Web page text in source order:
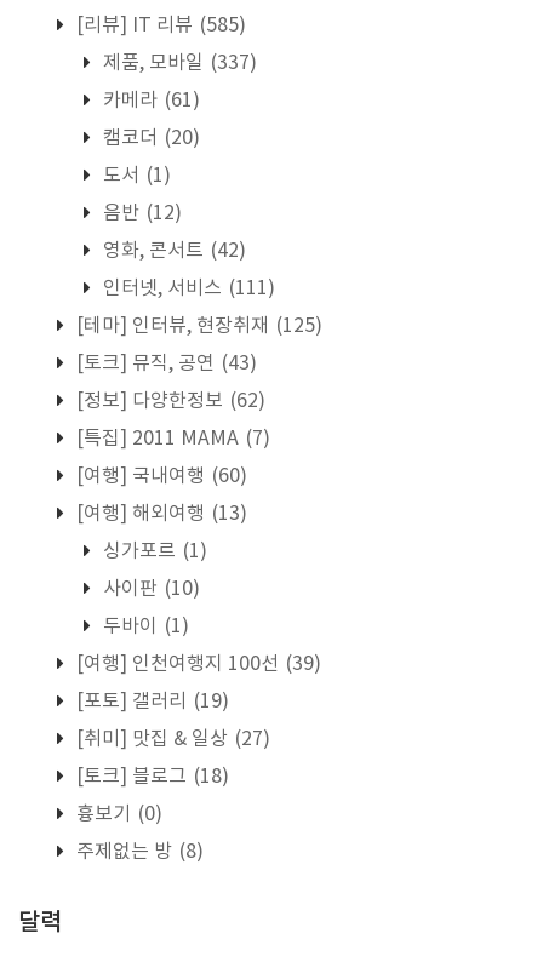
[리뷰] IT 리뷰 (585)
제품, 모바일 (337)
카메라 (61)
캠코더 (20)
도서 (1)
음반 (12)
영화, 콘서트 (42)
인터넷, 서비스 (111)
[테마] 인터뷰, 현장취재 (125)
[토크] 뮤직, 공연 (43)
[정보] 다양한정보 (62)
[특집] 2011 MAMA (7)
[여행] 국내여행 (60)
[여행] 해외여행 (13)
싱가포르 (1)
사이판 (10)
두바이
(1)
[여행] 인천여행지 100선 (39)
[포토] 갤러리
(19)
[취미] 맛집 & 일상 (27)
[토크] 블로그 (18)
흉보기
(0)
주제없는 방 (8)
달력